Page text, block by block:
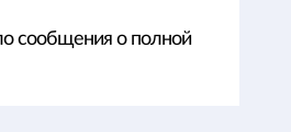
сообщения о полной